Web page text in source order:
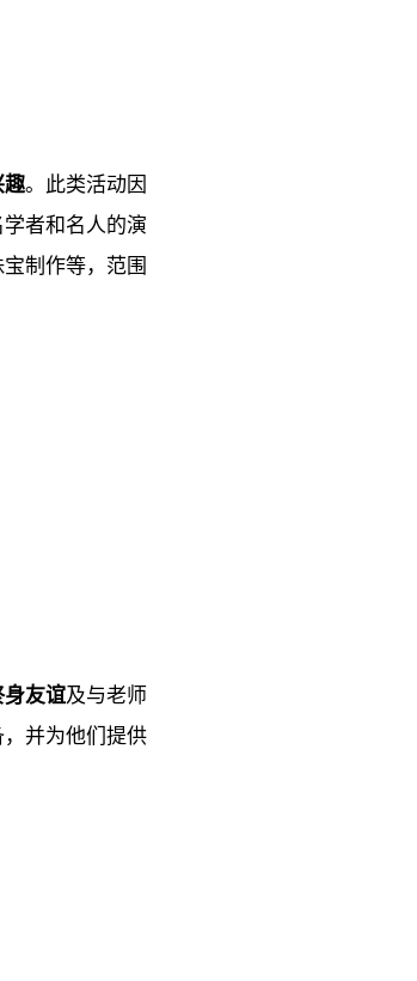
趣。此类活动因
者和名人的演
制作等，范围
身友谊及与老师
并为他们提供